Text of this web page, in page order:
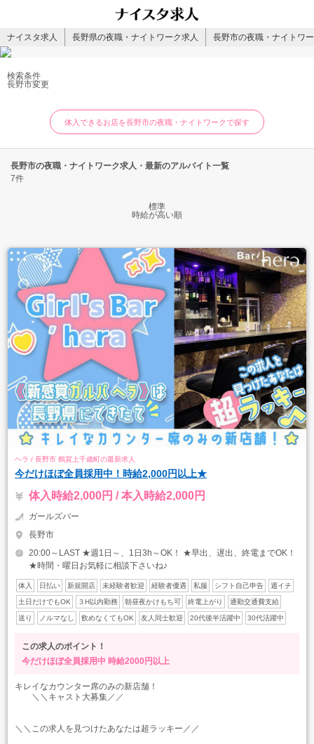
ナイスタ求人 長野県の夜職・ナイトワーク求人 長野市の夜職・ナイトワ
検索条件
長野市変更
体入できるお店を長野市の夜職・ナイトワークで探す
長野市の夜職・ナイトワーク求人・最新のアルバイト一覧
7件
標準
時給が高い順
ヘラ / 長野市 鶴賀上千歳町の最新求人
今だけほぼ全員採用中！時給2,000円以上★
体入時給2,000円 / 本入時給2,000円
ガールズバー
長野市
20:00～LAST ★週1日～、1日3h～OK！ ★早出、遅出、終電までOK！
★時間・曜日お気軽に相談下さいね♪
体入 日払い 新規開店 未経験者歓迎 経験者優遇 私服 シフト自己申告 週イチ
土日だけでもOK ３H以内勤務 朝昼夜かけもち可 終電上がり 通勤交通費支給
送り ノルマなし 飲めなくてもOK 友人同士歓迎 20代後半活躍中 30代活躍中
この求人のポイント！
今だけほぼ全員採用中 時給2000円以上
キレイなカウンター席のみの新店舗！
＼＼キャスト大募集／／
＼＼この求人を見つけたあなたは超ラッキー／／